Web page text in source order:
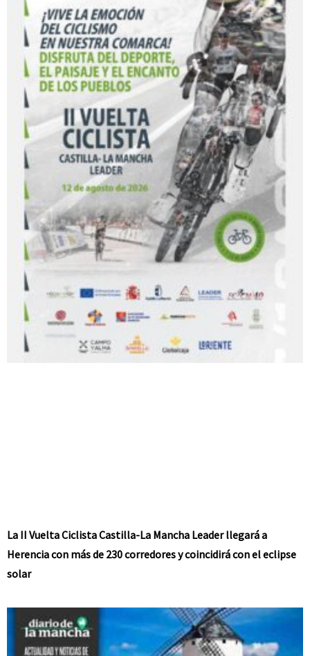
La II Vuelta Ciclista Castilla-La Mancha Leader llegará a
Herencia con más de 230 corredores y coincidirá con el eclipse
solar